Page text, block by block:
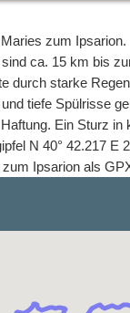
zum
ca. 15 km bis
durch starke
tiefe Spülrisse
Ein Sturz
N 40° 42.217 E
Ipsarion als